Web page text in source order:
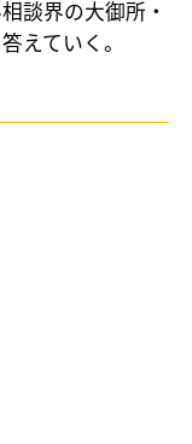
談界の大御所・
えていく。